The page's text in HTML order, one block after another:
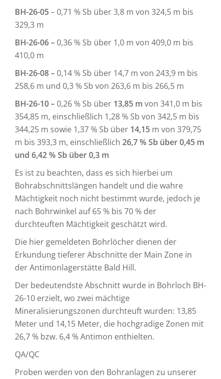
BH-26-05– 0,71 % Sb über 3,8 m von 324,5 m bis
329,3 m
BH-26-06 –0,36 % Sb über 1,0 m von 409,0 m bis
410,0 m
BH-26-08 –0,14 % Sb über 14,7 m von 243,9 m bis
258,6 m und 0,3 % Sb von 263,6 m bis 266,5 m
BH-26-10 –0,26 % Sb über 13,85 m von 341,0 m bis
354,85 m, einschließlich 1,28 % Sb von 342,5 m bis
344,25 m sowie 1,37 % Sb über 14,15 m von 379,75
m bis 393,3 m, einschließlich 26,7 % Sb über 0,45 m
und 6,42 % Sb über 0,3 m
Es ist zu beachten, dass es sich hierbei um
Bohrabschnittslängen handelt und die wahre
Mächtigkeit noch nicht bestimmt wurde, jedoch je
nach Bohrwinkel auf 65 % bis 70 % der
durchteuften Mächtigkeit geschätzt wird.
Die hier gemeldeten Bohrlöcher dienen der
Erkundung tieferer Abschnitte der Main Zone in
der Antimonlagerstätte Bald Hill.
Der bedeutendste Abschnitt wurde in Bohrloch BH-
26-10 erzielt, wo zwei mächtige
Mineralisierungszonen durchteuft wurden: 13,85
Meter und 14,15 Meter, die hochgradige Zonen mit
26,7 % bzw. 6,4 % Antimon enthielten.
QA/QC
Proben werden von den Bohranlagen zu unserer